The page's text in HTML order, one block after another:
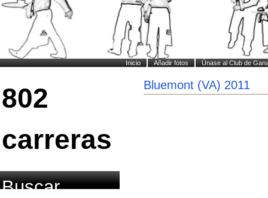
Inicio Añadir fotos Únase al Club de
802
carreras
Buscar
Bluemont (VA) 2011